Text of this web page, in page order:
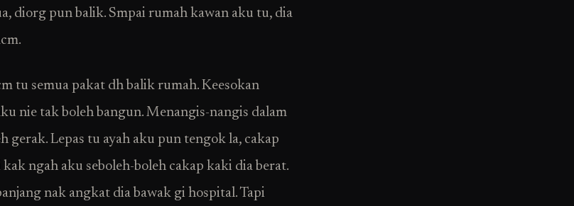
diorg pun balik. Smpai rumah kawan aku tu, dia
tu semua pakat dh balik rumah. Keesokan
nie tak boleh bangun. Menangis-nangis dalam
gerak. Lepas tu ayah aku pun tengok la, cakap
kak ngah aku seboleh-boleh cakap kaki dia berat.
nak angkat dia bawak gi hospital. Tapi